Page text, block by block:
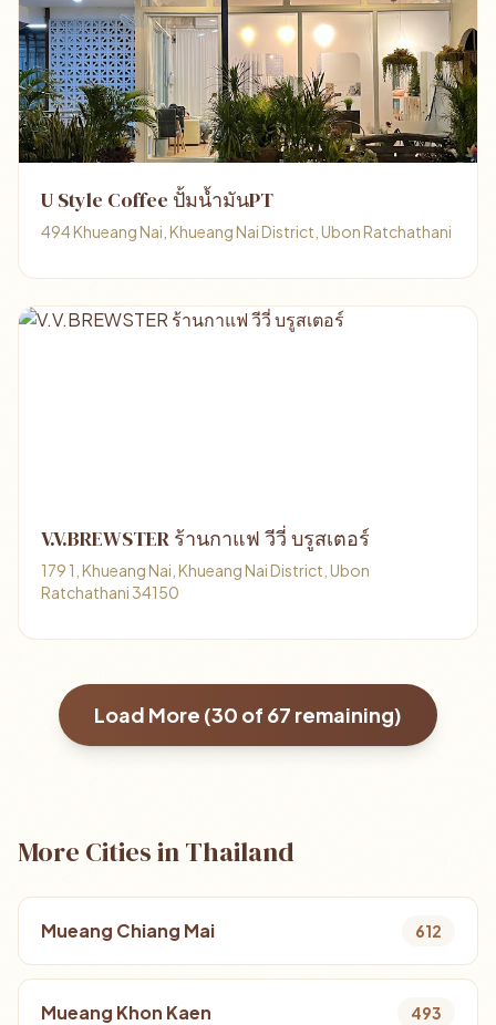
U Style Coffee ปั้มน้ำมันPT
494 Khueang Nai, Khueang Nai District, Ubon Ratchathani
V.V.BREWSTER ร้านกาแฟ วีวี่ บรูสเตอร์
179 1, Khueang Nai, Khueang Nai District, Ubon
Ratchathani 34150
Load More (30 of 67 remaining)
More Cities in Thailand
Mueang Chiang Mai 612
Mueang Khon Kaen 493